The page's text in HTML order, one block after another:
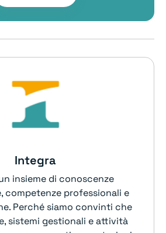
Integra
insieme di conoscenze
competenze professionali e
Perché siamo convinti che
sistemi gestionali e attività